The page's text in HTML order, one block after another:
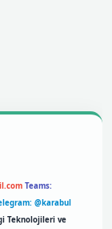
Teams:
@karabul
Teknolojileri ve